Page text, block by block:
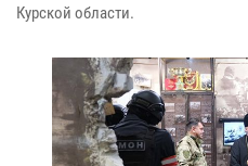
Курской области.